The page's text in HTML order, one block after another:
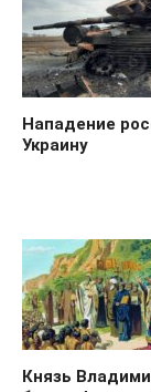
Нападение
Украину
Князь